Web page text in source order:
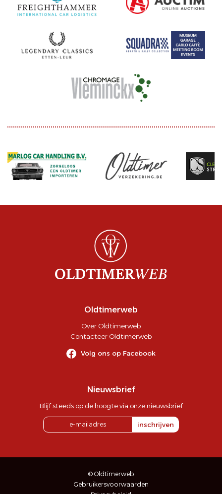
Oldtimerweb
Over Oldtimerweb
Contacteer Oldtimerweb
Volg ons op Facebook
Nieuwsbrief
Blijf steeds op de hoogte via onze nieuwsbrief
inschrijven
© Oldtimerweb
Gebruikersvoorwaarden